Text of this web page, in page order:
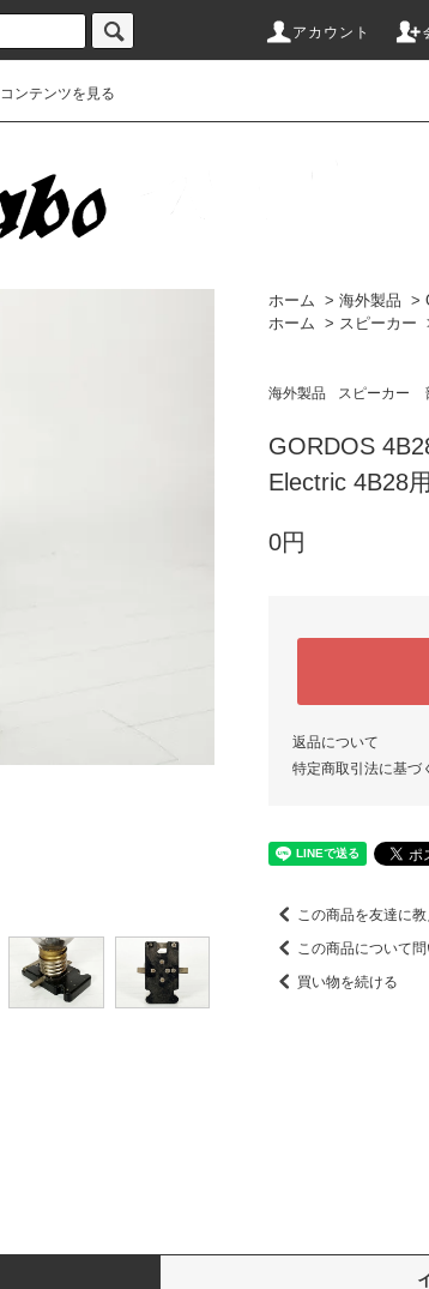
アカウント
コンテンツを見る
ホーム > 海外製品 >
ホーム > スピーカー
海外製品 スピーカー
GORDOS
Electric 4B28
0円
返品について
特定商取引法に基づ
この商品を友達に
この商品について
買い物を続ける